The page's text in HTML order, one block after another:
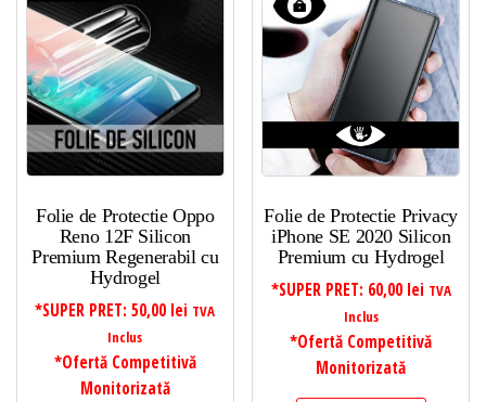
Folie de Protectie Oppo
Reno 12F Silicon
Premium Regenerabil cu
Hydrogel
*SUPER PRET:50,00 lei TVA
Inclus
*Ofertă Competitivă
Monitorizată
Folie de Protectie Privacy
iPhone SE 2020 Silicon
Premium cu Hydrogel
*SUPER PRET: 60,00 lei TVA
Inclus
*Ofertă Competitivă
Monitorizată